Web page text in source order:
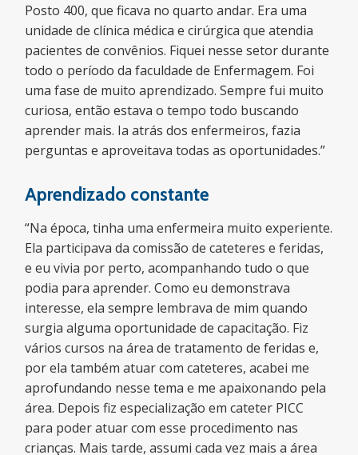
Posto 400, que ficava no quarto andar. Era uma
unidade de clínica médica e cirúrgica que atendia
pacientes de convênios. Fiquei nesse setor durante
todo o período da faculdade de Enfermagem. Foi
uma fase de muito aprendizado. Sempre fui muito
curiosa, então estava o tempo todo buscando
aprender mais. Ia atrás dos enfermeiros, fazia
perguntas e aproveitava todas as oportunidades.”
Aprendizado constante
“Na época, tinha uma enfermeira muito experiente.
Ela participava da comissão de cateteres e feridas,
e eu vivia por perto, acompanhando tudo o que
podia para aprender. Como eu demonstrava
interesse, ela sempre lembrava de mim quando
surgia alguma oportunidade de capacitação. Fiz
vários cursos na área de tratamento de feridas e,
por ela também atuar com cateteres, acabei me
aprofundando nesse tema e me apaixonando pela
área. Depois fiz especialização em cateter PICC
para poder atuar com esse procedimento nas
crianças. Mais tarde, assumi cada vez mais a área